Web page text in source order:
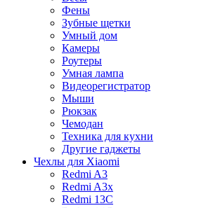
Фены
Зубные щетки
Умный дом
Камеры
Роутеры
Умная лампа
Видеорегистратор
Мыши
Рюкзак
Чемодан
Техника для кухни
Другие гаджеты
Чехлы для Xiaomi
Redmi A3
Redmi A3x
Redmi 13C